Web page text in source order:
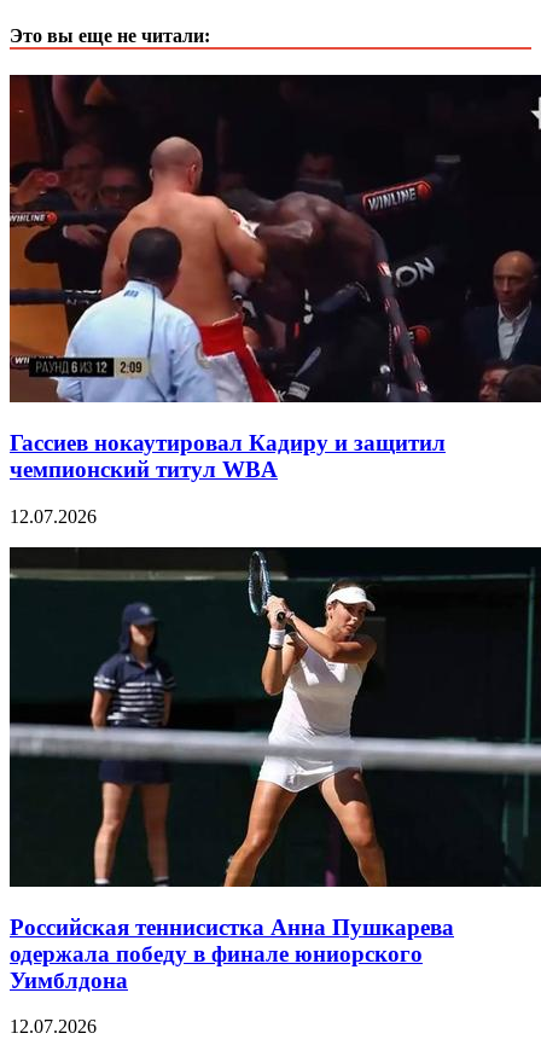
Это вы еще не читали:
Гассиев нокаутировал Кадиру и защитил
чемпионский титул WBA
12.07.2026
Российская теннисистка Анна Пушкарева
одержала победу в финале юниорского
Уимблдона
12.07.2026